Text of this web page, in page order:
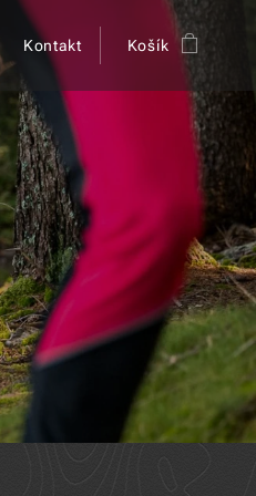
Kontakt Košík